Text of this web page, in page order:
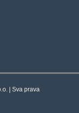
| Sva prava